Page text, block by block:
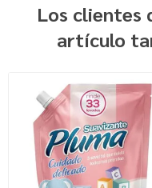
Los clientes
artículo